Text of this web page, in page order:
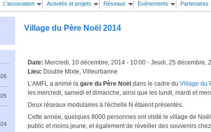
L'association Activités et projets Réseaux Evénements Partenaires
Village du Père Noël 2014
Date: Mercredi, 10 décembre, 2014 - 10:00 - Jeudi, 25 décembre,
Lieu: Double Mixte, Villeurbanne
L'AMFL a animé la gare du Père Noël dans le cadre du Village du
les mercredi, samedi et dimanche, ainsi que les lundi, mardi et
Deux réseaux modulaires à l'échelle N étaient présentés.
Cette année, quelques 8000 personnes ont visité le village de
public et moins jeune, et également de réveiller des souvenirs